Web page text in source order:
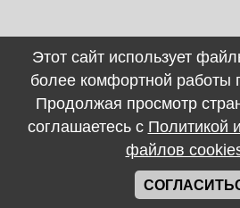
Этот сайт использует
более комфортной работы
Продолжая просмотр
соглашаетесь с Политикой
файлов